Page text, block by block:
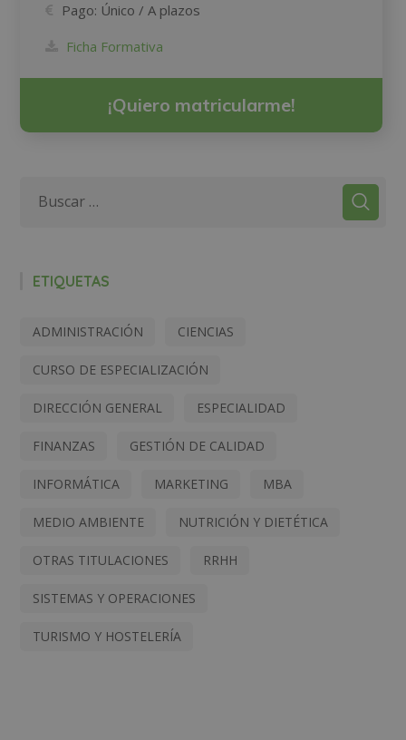
Pago: Único / A plazos
Ficha Formativa
¡Quiero matricularme!
ETIQUETAS
ADMINISTRACIÓN CIENCIAS
CURSO DE ESPECIALIZACIÓN
DIRECCIÓN GENERAL ESPECIALIDAD
FINANZAS GESTIÓN DE CALIDAD
INFORMÁTICA MARKETING MBA
MEDIO AMBIENTE NUTRICIÓN Y DIETÉTICA
OTRAS TITULACIONES RRHH
SISTEMAS Y OPERACIONES
TURISMO Y HOSTELERÍA